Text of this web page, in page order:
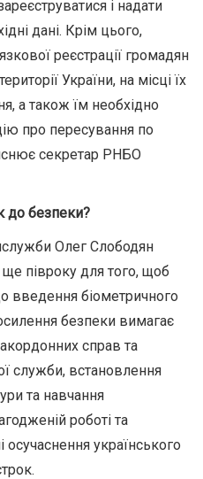
і надати
дані. Крім цього,
реєстрації громадян
України, на місці їх
а також їм необхідно
про пересування по
секретар РНБО
до безпеки?
Олег Слободян
півроку для того, щоб
введення біометричного
безпеки вимагає
справ та
служби, встановлення
та навчання
роботі та
українського